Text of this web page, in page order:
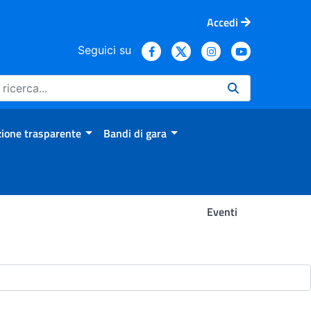
Accedi
Seguici su
trasparente Bandi di gara
Eventi